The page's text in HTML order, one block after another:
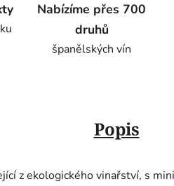
Nabízíme přes 700
druhů
španělských vín
Popis
z ekologického vinařství, s